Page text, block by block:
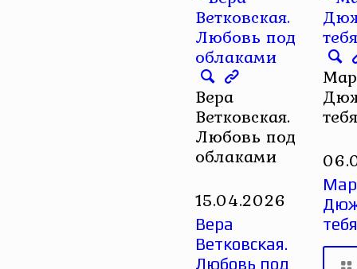
Вера
Ветковская.
Любовь под
облаками
15.04.2026
Вера
Ветковская.
Любовь под